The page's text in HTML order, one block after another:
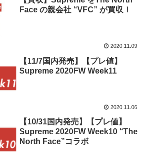
Face の親会社 “VFC” が買収！
2020.11.09
【11/7国内発売】【プレ値】
Supreme 2020FW Week11
2020.11.06
【10/31国内発売】【プレ値】
Supreme 2020FW Week10 “The
North Face”コラボ